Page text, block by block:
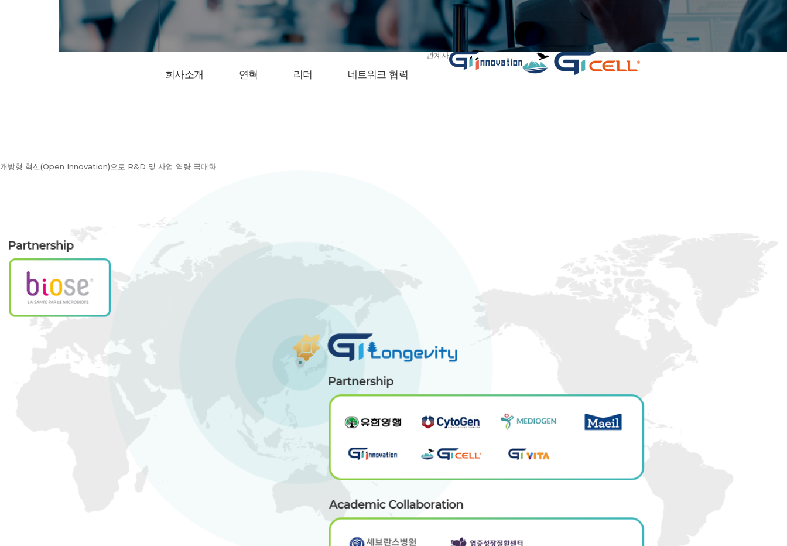
회사소개 연혁 리더 네트워크 협력
관계사
개방형 혁신(Open Innovation)으로 R&D 및 사업 역량 극대화